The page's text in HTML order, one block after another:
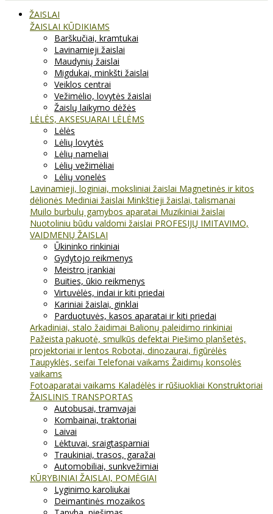
ŽAISLAI
ŽAISLAI KŪDIKIAMS
Barškučiai, kramtukai
Lavinamieji žaislai
Maudynių žaislai
Migdukai, minkšti žaislai
Veiklos centrai
Vežimėlio, lovytės žaislai
Žaislų laikymo dėžės
LĖLĖS, AKSESUARAI LĖLĖMS
Lėlės
Lėlių lovytės
Lėlių nameliai
Lėlių vežimėliai
Lėlių vonelės
Lavinamieji, loginiai, moksliniai žaislai Magnetinės ir kitos
dėlionės Mediniai žaislai Minkštieji žaislai, talismanai
Muilo burbulų gamybos aparatai Muzikiniai žaislai
Nuotoliniu būdu valdomi žaislai PROFESIJŲ IMITAVIMO,
VAIDMENŲ ŽAISLAI
Ūkininko rinkiniai
Gydytojo reikmenys
Meistro įrankiai
Buities, ūkio reikmenys
Virtuvėlės, indai ir kiti priedai
Kariniai žaislai, ginklai
Parduotuvės, kasos aparatai ir kiti priedai
Arkadiniai, stalo žaidimai Balionų paleidimo rinkiniai
Pažeista pakuotė, smulkūs defektai Piešimo planšetės,
projektoriai ir lentos Robotai, dinozaurai, figūrėlės
Taupyklės, seifai Telefonai vaikams Žaidimų konsolės
vaikams
Fotoaparatai vaikams Kaladėlės ir rūšiuokliai Konstruktoriai
ŽAISLINIS TRANSPORTAS
Autobusai, tramvajai
Kombainai, traktoriai
Laivai
Lėktuvai, sraigtasparniai
Traukiniai, trasos, garažai
Automobiliai, sunkvežimiai
KŪRYBINIAI ŽAISLAI, POMĖGIAI
Lyginimo karoliukai
Deimantinės mozaikos